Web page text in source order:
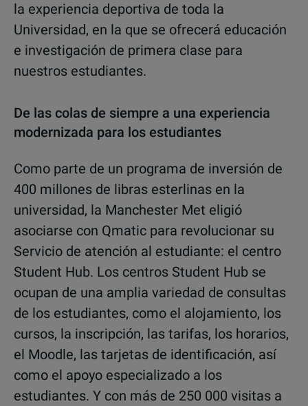
la experiencia deportiva de toda la
Universidad, en la que se ofrecerá educación
e investigación de primera clase para
nuestros estudiantes.
De las colas de siempre a una experiencia
modernizada para los estudiantes
Como parte de un programa de inversión de
400 millones de libras esterlinas en la
universidad, la Manchester Met eligió
asociarse con Qmatic para revolucionar su
Servicio de atención al estudiante: el centro
Student Hub. Los centros Student Hub se
ocupan de una amplia variedad de consultas
de los estudiantes, como el alojamiento, los
cursos, la inscripción, las tarifas, los horarios,
el Moodle, las tarjetas de identificación, así
como el apoyo especializado a los
estudiantes. Y con más de 250 000 visitas a